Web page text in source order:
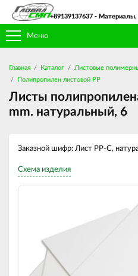
Меню
+89139137637 - Материалы,
Главная Каталог
Листовые
Полипропилен листовой PP
Листы
mm. натуральный, 6
Заказной шифр: Лист PP-C,
Схема изделия